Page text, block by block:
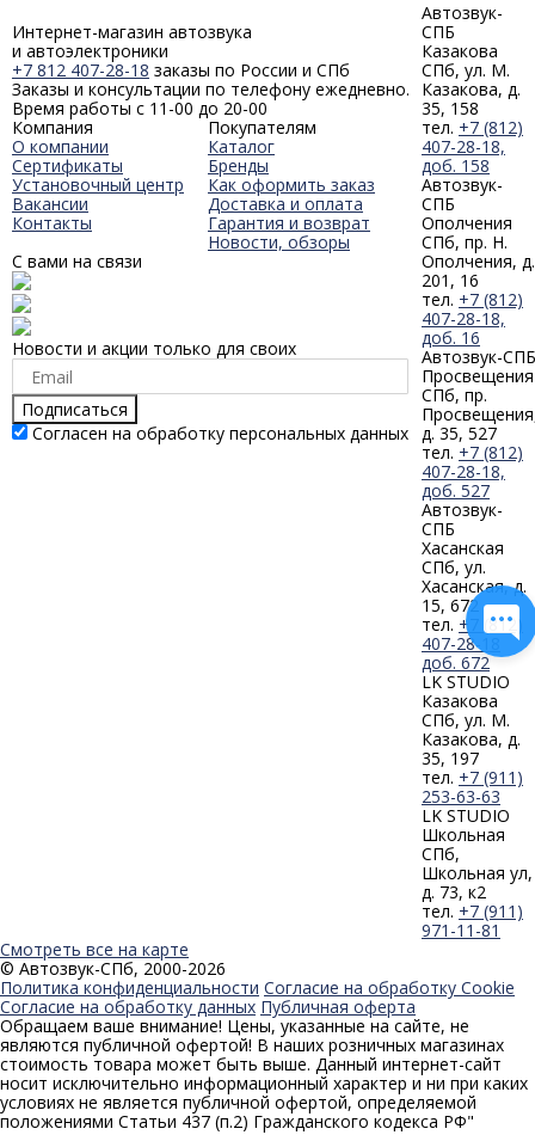
Интернет-магазин автозвука
и автоэлектроники
+7 812 407-28-18 заказы по России и СПб
Заказы и консультации по телефону ежедневно.
Время работы с 11-00 до 20-00
Компания
О компании
Сертификаты
Установочный центр
Вакансии
Контакты
Покупателям
Каталог
Бренды
Как оформить заказ
Доставка и оплата
Гарантия и возврат
Новости, обзоры
С вами на связи
Новости и акции только для своих
Подписаться
Согласен на обработку персональных данных
Автозвук-
СПБ
Казакова
СПб, ул. М.
Казакова, д.
35, 158
тел. +7 (812)
407-28-18,
доб. 158
Автозвук-
СПБ
Ополчения
СПб, пр. Н.
Ополчения, д.
201, 16
тел. +7 (812)
407-28-18,
доб. 16
Автозвук-СПБ
Просвещения
СПб, пр.
д. 35, 527
тел. +7 (812)
407-28-18,
доб. 527
Автозвук-
СПБ
Хасанская
СПб, ул.
Хасанская, д.
15, 672
тел. +7 (812)
407-28-18
доб. 672
LK STUDIO
Казакова
СПб, ул. М.
Казакова, д.
35, 197
тел. +7 (911)
253-63-63
LK STUDIO
Школьная
СПб,
Школьная ул,
д. 73, к2
тел. +7 (911)
971-11-81
Смотреть все на карте
© Автозвук-СПб, 2000-2026
Политика конфиденциальности Согласие на обработку Cookie
Согласие на обработку данных Публичная оферта
Обращаем ваше внимание! Цены, указанные на сайте, не
являются публичной офертой! В наших розничных магазинах
стоимость товара может быть выше. Данный интернет-сайт
носит исключительно информационный характер и ни при каких
условиях не является публичной офертой, определяемой
положениями Статьи 437 (п.2) Гражданского кодекса РФ"